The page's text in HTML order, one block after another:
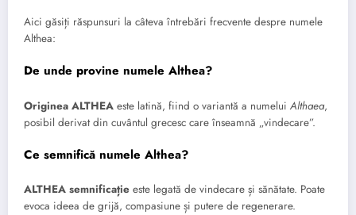
Aici găsiți răspunsuri la câteva întrebări frecvente despre numele
Althea:
De unde provine numele Althea?
Originea ALTHEA este latină, fiind o variantă a numelui Althaea,
posibil derivat din cuvântul grecesc care înseamnă „vindecare”.
Ce semnifică numele Althea?
ALTHEA semnificație este legată de vindecare și sănătate. Poate
evoca ideea de grijă, compasiune și putere de regenerare.